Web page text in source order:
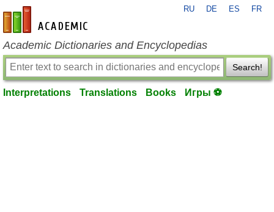
en-academic.com
RU DE ES FR
Academic Dictionaries and Encyclopedias
Search!
Interpretations Translations Books Игры ⚽